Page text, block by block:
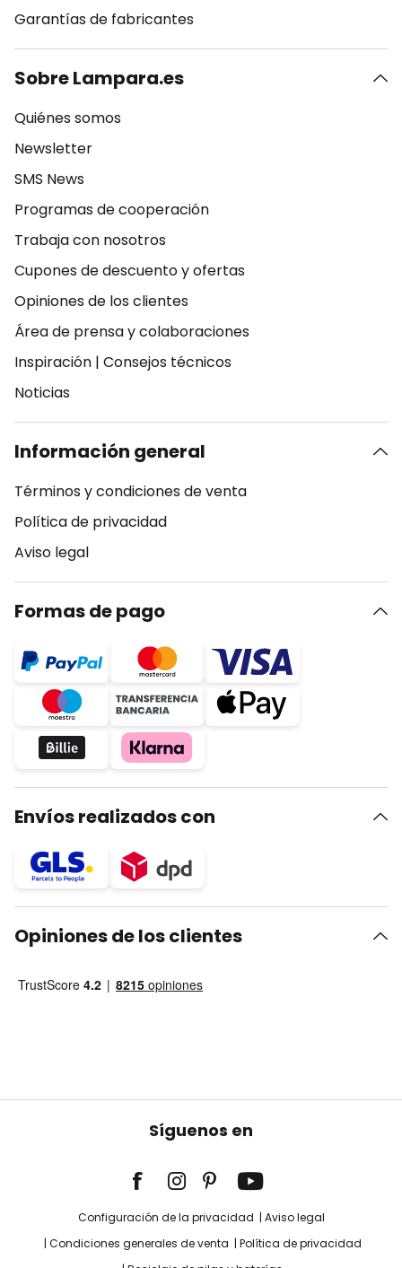
Garantías de fabricantes
Sobre Lampara.es
Quiénes somos
Newsletter
SMS News
Programas de cooperación
Trabaja con nosotros
Cupones de descuento y ofertas
Opiniones de los clientes
Área de prensa y colaboraciones
Inspiración | Consejos técnicos
Noticias
Información general
Términos y condiciones de venta
Política de privacidad
Aviso legal
Formas de pago
Envíos realizados con
Opiniones de los clientes
Síguenos en
Configuración de la privacidad
Aviso legal
Condiciones generales de venta
Política de privacidad